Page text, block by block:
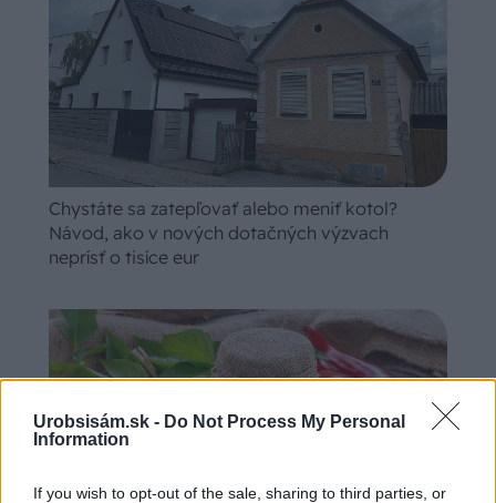
Urobsisám.sk - Do Not Process My Personal
Information
If you wish to opt-out of the sale, sharing to third parties, or
Chystáte sa zatepľovať alebo meniť kotol?
Návod, ako v nových dotačných výzvach
neprísť o tisíce eur